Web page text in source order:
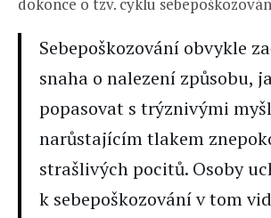
dokonce o tzv. cyklu
Sebepoškozování obvykle
snaha o nalezení způsobu,
popasovat s trýznivými
narůstajícím tlakem
strašlivých pocitů. Osoby
k sebepoškozování v tom